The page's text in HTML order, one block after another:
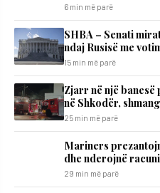
6 min më parë
SHBA – Senati
ndaj Rusisë me
15 min më parë
Zjarr në një
në Shkodër,
25 min më parë
Mariners
dhe nderojnë
29 min më parë